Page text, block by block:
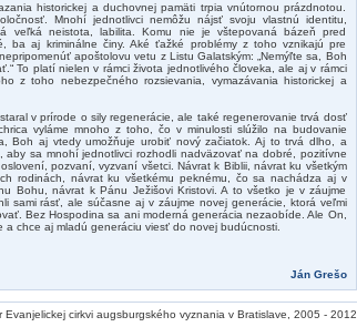
historickej a duchovnej pamäti trpia vnútornou prázdnotou.
Mnohí jednotlivci nemôžu nájsť svoju vlastnú identitu,
veľká neistota, labilita. Komu nie je vštepovaná bázeň pred
ba aj kriminálne činy. Aké ťažké problémy z toho vznikajú pre
apoštolovu vetu z Listu Galatským: „Nemýľte sa, Boh
To platí nielen v rámci života jednotlivého človeka, ale aj v rámci
z toho nebezpečného rozsievania, vymazávania historickej a
v prírode o sily regenerácie, ale také regenerovanie trvá dosť
vyláme mnoho z toho, čo v minulosti slúžilo na budovanie
Boh aj vtedy umožňuje urobiť nový začiatok. Aj to trvá dlho, a
sa mnohí jednotlivci rozhodli nadväzovať na dobré, pozitívne
pozvaní, vyzvaní všetci. Návrat k Biblii, návrat ku všetkým
rodinách, návrat ku všetkému peknému, čo sa nachádza aj v
Bohu, návrat k Pánu Ježišovi Kristovi. A to všetko je v záujme
sami rásť, ale súčasne aj v záujme novej generácie, ktorá veľmi
Bez Hospodina sa ani moderná generácia nezaobíde. Ale On,
chce aj mladú generáciu viesť do novej budúcnosti.
Ján Grešo
Evanjelickej cirkvi augsburgského vyznania v Bratislave, 2005 - 2012